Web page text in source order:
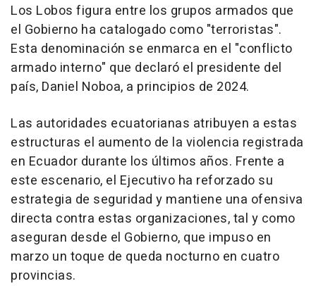
Los Lobos figura entre los grupos armados que
el Gobierno ha catalogado como "terroristas".
Esta denominación se enmarca en el "conflicto
armado interno" que declaró el presidente del
país, Daniel Noboa, a principios de 2024.
Las autoridades ecuatorianas atribuyen a estas
estructuras el aumento de la violencia registrada
en Ecuador durante los últimos años. Frente a
este escenario, el Ejecutivo ha reforzado su
estrategia de seguridad y mantiene una ofensiva
directa contra estas organizaciones, tal y como
aseguran desde el Gobierno, que impuso en
marzo un toque de queda nocturno en cuatro
provincias.